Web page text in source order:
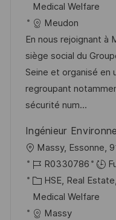
t
i
o
n
b
I
d
a
t
e
g
o
r
y
Medical Welfare
Meudon
En nous rejoignant à
siège social du
Seine et organisé en
regroupant
sécurité num...
Ingénieur
L
o
c
t
Massy, Essonne,
J
o
b
I
R0330786
C
a
t
HSE, Real
Medical Welfare
Massy